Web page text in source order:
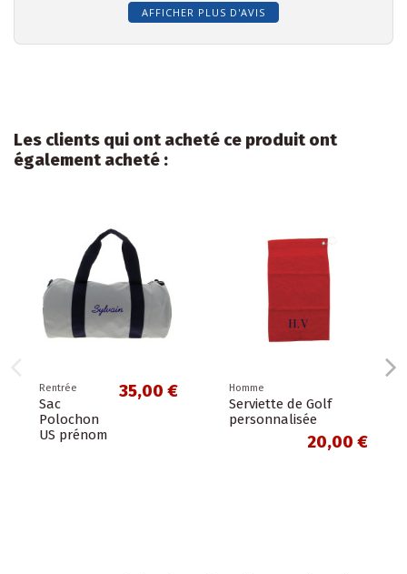
AFFICHER PLUS D'AVIS
Les clients qui ont acheté ce produit ont
également acheté :
Rentrée
Sac
Polochon
US prénom
35,00 € Homme
Serviette de Golf
personnalisée
20,00 €